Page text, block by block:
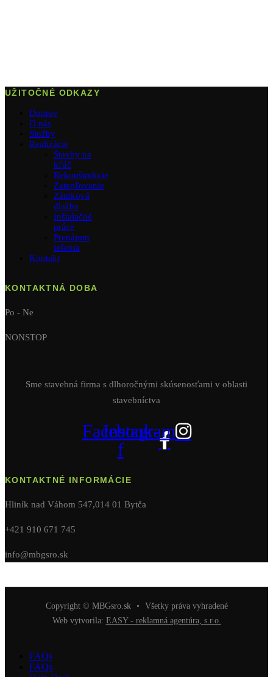
UŽITOČNÉ ODKAZY
Domov
O nás
Služby
Realizácie
Stavby na
kľúč
Rekonštrukcie
Zatepľovanie
Zámková
dlažba
Inštalačné
práce
Prenájom
lešenia
Kontakt
KONTAKTNÁ DOBA
Po - Ne
NONSTOP
Sme stavebná firma s dlhoročnými skúsenosťami v oblasti
stavebníctva
Facebook-
f
Instagram
KONTAKTNÉ INFORMÁCIE
Hliník nad Váhom 547,014 01 Bytča
+421 910 671 745
info@mbgsro.sk
Copyright © MBGsro.sk •
Všetky práva vyhradené
Web vytvorila: EASY - reklamná agentúra, s.r.o.
FAQs
FAQs